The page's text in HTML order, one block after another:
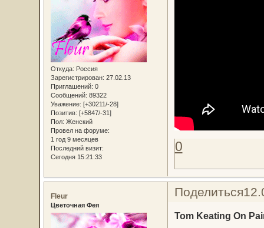
Откуда: Россия
Зарегистрирован: 27.02.13
Приглашений: 0
Сообщений: 89322
Уважение: [+30211/-28]
Позитив: [+5847/-31]
Пол: Женский
Провел на форуме:
1 год 9 месяцев
Последний визит:
Сегодня 15:21:33
0
Поделиться
Fleur
Цветочная Фея
Tom Keating On